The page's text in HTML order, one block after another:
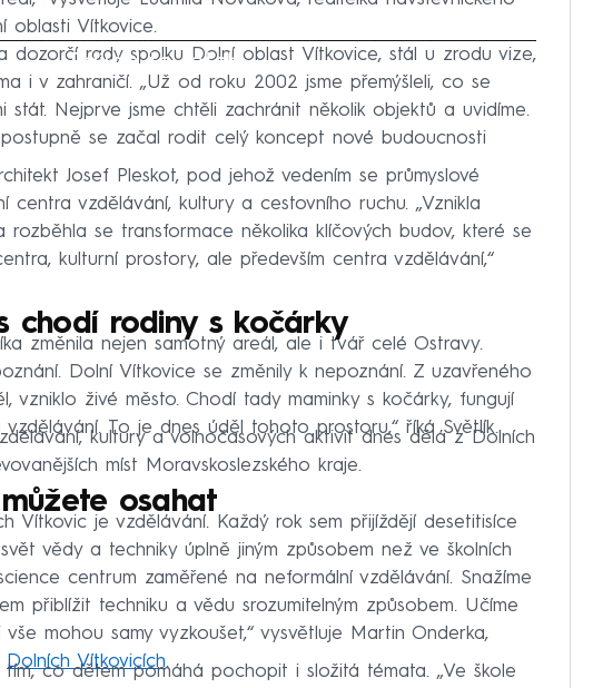
oblasti Vítkovice.
Failed to fetch
dozorčí rady spolku Dolní oblast Vítkovice, stál u zrodu vize,
i v zahraničí. „Už od roku 2002 jsme přemýšleli, co se
stát. Nejprve jsme chtěli zachránit několik objektů a uvidíme.
se začal rodit celý koncept nové budoucnosti
Josef Pleskot, pod jehož vedením se průmyslové
centra vzdělávání, kultury a cestovního ruchu. „Vznikla
rozběhla se transformace několika klíčových budov, které se
kulturní prostory, ale především centra vzdělávání,“
chodí rodiny s kočárky
změnila nejen samotný areál, ale i tvář celé Ostravy.
Dolní Vítkovice se změnily k nepoznání. Z uzavřeného
vzniklo živé město. Chodí tady maminky s kočárky, fungují
To je dnes úděl tohoto prostoru,“ říká Světlík.
kultury a volnočasových aktivit dnes dělá z Dolních
míst Moravskoslezského kraje.
osahat
Vítkovic je vzdělávání. Každý rok sem přijíždějí desetitisíce
vědy a techniky úplně jiným způsobem než ve školních
centrum zaměřené na neformální vzdělávání. Snažíme
přiblížit techniku a vědu srozumitelným způsobem. Učíme
mohou samy vyzkoušet,“ vysvětluje Martin Onderka,
Dolních Vítkovicích.
co dětem pomáhá pochopit i složitá témata. „Ve škole